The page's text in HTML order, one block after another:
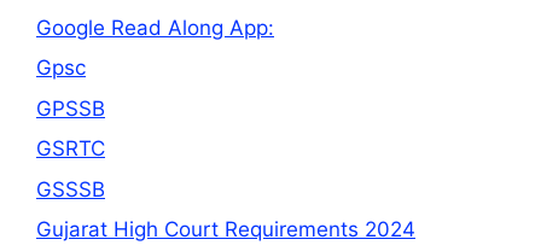
Google Read Along App:
Gpsc
GPSSB
GSRTC
GSSSB
Gujarat High Court Requirements 2024